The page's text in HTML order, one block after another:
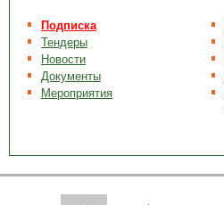
Подписка
Тендеры
Новости
Документы
Мероприятия